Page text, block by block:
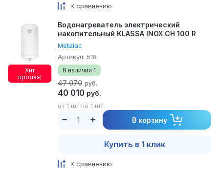
К сравнению
Хит
продаж
Водонагреватель электрический
накопительный KLASSA INOX CH 100 R
Metalac
Артикул: 518
В наличии 1
47 070 руб.
40 010 руб.
от 1 шт по 1 шт
В корзину
Купить в 1 клик
К сравнению